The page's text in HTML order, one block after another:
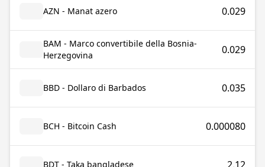
AZN - Manat azero 0.029
BAM - Marco convertibile della Bosnia-
Herzegovina
0.029
BBD - Dollaro di Barbados 0.035
BCH - Bitcoin Cash 0.000080
BDT - Taka bangladese